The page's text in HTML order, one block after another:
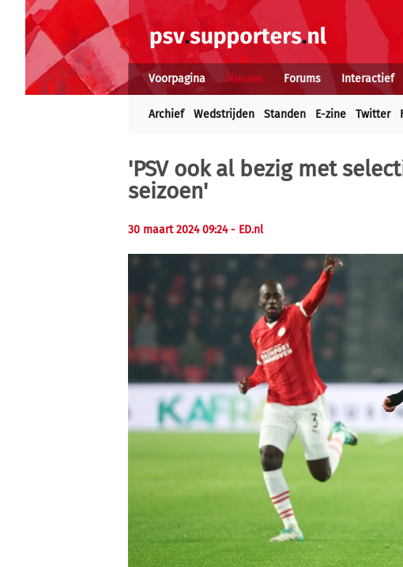
Voorpagina Nieuws Forums Interactief
Archief Wedstrijden Standen E-zine Twitter
'PSV ook al bezig met
seizoen'
30 maart 2024 09:24- ED.nl